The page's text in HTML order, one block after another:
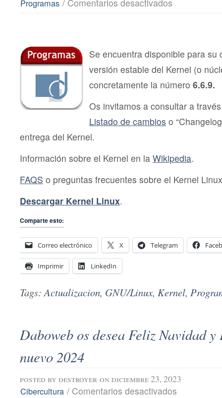
Programas / Comentarios desactivados
Se encuentra disponible para su
versión estable del Kernel (o
concretamente la número 6.6.9.
Os invitamos a consultar a
Listado de cambios o
entrega del Kernel.
Información sobre el Kernel en la Wikipedia.
FAQS o preguntas frecuentes sobre el Kernel
Descargar Kernel Linux.
Comparte esto:
Correo electrónico X Telegram
Imprimir LinkedIn
Tags:Actualizacion, GNU/Linux, Kernel,
Daboweb os desea Feliz Navidad y
nuevo 2024
posted by destroyer on diciembre 23, 2023
Cibercultura / Comentarios desactivados